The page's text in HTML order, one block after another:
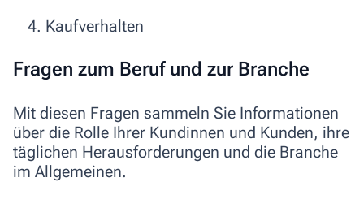
Kaufverhalten
Fragen zum Beruf und zur Branche
Mit diesen Fragen sammeln Sie Informationen
über die Rolle Ihrer Kundinnen und Kunden, ihre
täglichen Herausforderungen und die Branche
im Allgemeinen.